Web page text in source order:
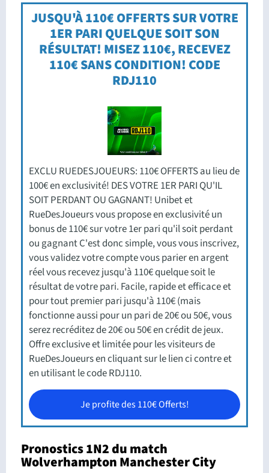
JUSQU'À 110€ OFFERTS SUR VOTRE
1ER PARI QUELQUE SOIT SON
RÉSULTAT! MISEZ 110€, RECEVEZ
110€ SANS CONDITION! CODE
RDJ110
EXCLU RUEDESJOUEURS: 110€ OFFERTS au lieu de
100€ en exclusivité! DES VOTRE 1ER PARI QU'IL
SOIT PERDANT OU GAGNANT! Unibet et
RueDesJoueurs vous propose en exclusivité un
bonus de 110€ sur votre 1er pari qu'il soit perdant
ou gagnant C'est donc simple, vous vous inscrivez,
vous validez votre compte vous parier en argent
réel vous recevez jusqu'à 110€ quelque soit le
résultat de votre pari. Facile, rapide et efficace et
pour tout premier pari jusqu'à 110€ (mais
fonctionne aussi pour un pari de 20€ ou 50€, vous
serez recréditez de 20€ ou 50€ en crédit de jeux.
Offre exclusive et limitée pour les visiteurs de
RueDesJoueurs en cliquant sur le lien ci contre et
en utilisant le code RDJ110.
Je profite des 110€ Offerts!
Pronostics 1N2 du match
Wolverhampton Manchester City